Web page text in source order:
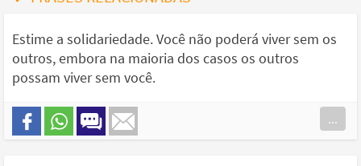
Estime a solidariedade. Você não poderá viver sem os
outros, embora na maioria dos casos os outros
possam viver sem você.
...